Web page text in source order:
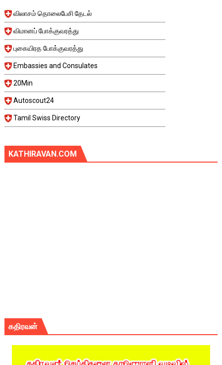
விலாசம் தொலைபேசி தேடல்
விமானப் போக்குவரத்து
புகையிரத போக்குவரத்து
Embassies and Consulates
20Min
Autoscout24
Tamil Swiss Directory
KATHIRAVAN.COM
கதிரவன்